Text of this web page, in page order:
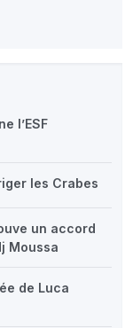
l’ESF
les Crabes
un accord
Moussa
de Luca